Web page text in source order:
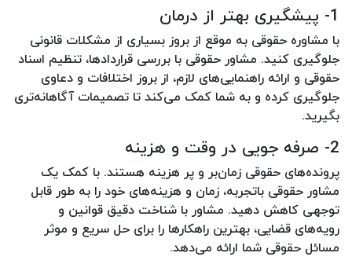
1- پیشگیری بهتر از درمان
با مشاوره حقوقی به موقع از بروز بسیاری از مشکلات قانونی
جلوگیری کنید. مشاور حقوقی با بررسی قراردادها، تنظیم اسناد
حقوقی و ارائه راهنمایی‌های لازم، از بروز اختلافات و دعاوی
جلوگیری کرده و به شما کمک می‌کند تا تصمیمات آگاهانه‌تری
بگیرید.
2- صرفه جویی در وقت و هزینه
پرونده‌های حقوقی زمان‌بر و پر هزینه هستند. با کمک یک
مشاور حقوقی باتجربه، زمان و هزینه‌های خود را به طور قابل
توجهی کاهش دهید. مشاور با شناخت دقیق قوانین و
رویه‌های قضایی، بهترین راهکارها را برای حل سریع و موثر
مسائل حقوقی شما ارائه می‌دهد.